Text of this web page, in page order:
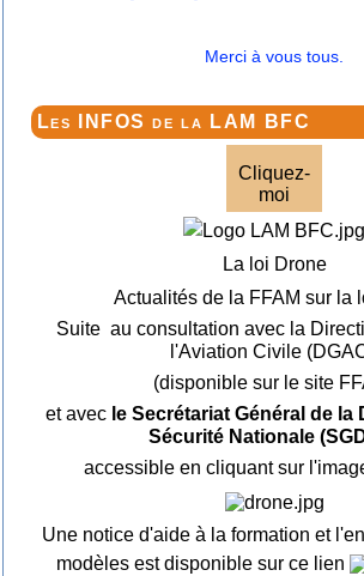
Merci à vous tous.
Les INFOS de la LAM BFC
Cliquez-
moi
La loi Drone
Actualités de la FFAM sur la
Suite au consultation avec la
l'Aviation Civile
(disponible sur le site
et avec le Secrétariat Général de la
Sécurité Nationale
accessible en cliquant sur
Une notice d'aide à la formation et
modèles est disponible sur ce lien